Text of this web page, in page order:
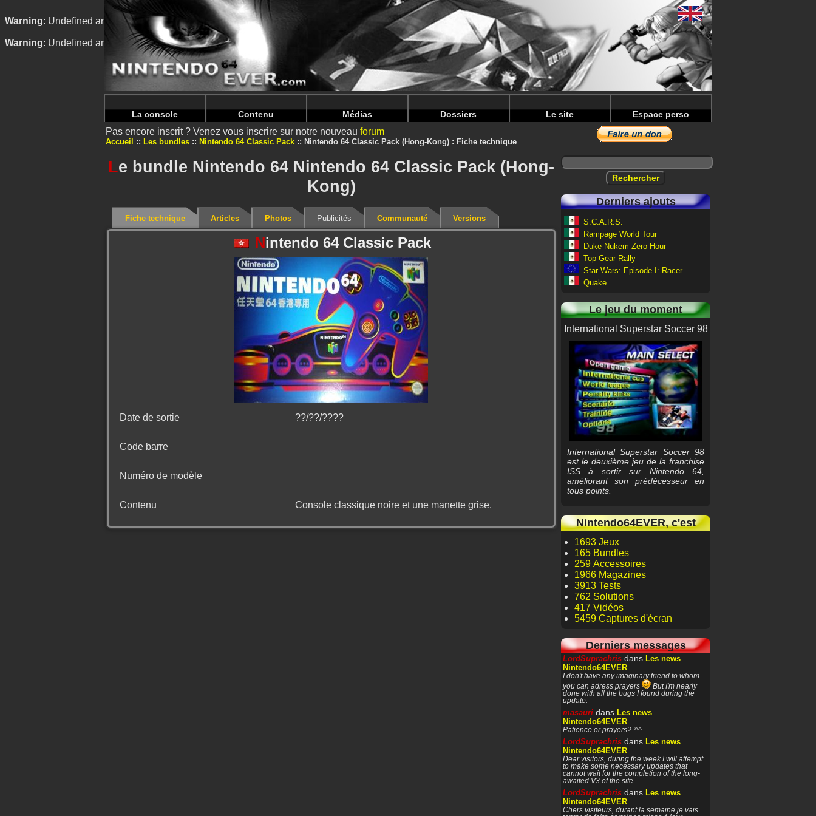
Warning: Undefined array key "HTTP_REFERER" in/home/nintendoju/www/Bundle-Details.phpon line71
Warning: Undefined array key "HTTP_REFERER" in/home/nintendoju/www/Bundle-Details.phpon line75
La console Contenu Médias Dossiers Le site Espace perso
Pas encore inscrit ? Venez vous inscrire sur notre nouveau forum
Accueil Les bundles Nintendo 64 Classic Pack Nintendo 64 Classic Pack (Hong-Kong) : Fiche technique
Le bundle Nintendo 64 Nintendo 64 Classic Pack (Hong-
Kong)
Fiche technique Articles Photos Publicités Communauté Versions
Nintendo 64 Classic Pack
Date de sortie ??/??/????
Code barre
Numéro de modèle
Contenu Console classique noire et une manette grise.
Derniers ajouts
S.C.A.R.S.
Rampage World Tour
Duke Nukem Zero Hour
Top Gear Rally
Star Wars: Episode I: Racer
Quake
Le jeu du moment
International Superstar Soccer 98
International Superstar Soccer 98
est le deuxième jeu de la franchise
ISS à sortir sur Nintendo 64,
améliorant son prédécesseur en
tous points.
Nintendo64EVER, c'est
1693 Jeux
165 Bundles
259 Accessoires
1966 Magazines
3913 Tests
762 Solutions
417 Vidéos
5459 Captures d'écran
Derniers messages
LordSuprachris dans Les news
Nintendo64EVER
I don't have any imaginary friend to whom
you can adress prayers
But I'm nearly
done with all the bugs I found during the
update.
masauri dans Les news
Nintendo64EVER
Patience or prayers? '^^
LordSuprachris dans Les news
Nintendo64EVER
Dear visitors, during the week I will attempt
to make some necessary updates that
cannot wait for the completion of the long-
awaited V3 of the site.
LordSuprachris dans Les news
Nintendo64EVER
Chers visiteurs, durant la semaine je vais